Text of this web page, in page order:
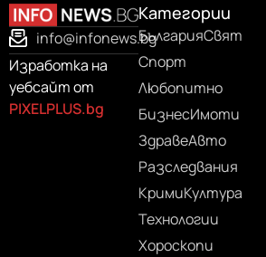
info@infonews.bg
Изработка на
уебсайт от
PIXELPLUS.bg
Категории
БългарияСвят
Спорт
Любопитно
БизнесИмоти
ЗдравеАвто
Разследвания
КримиКултура
Технологии
Хороскопи